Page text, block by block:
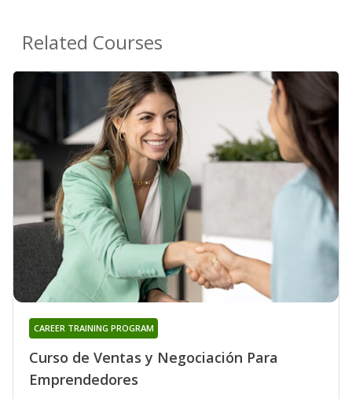
Related Courses
Curso de Ventas y Negociación Para
Emprendedores
CAREER TRAINING PROGRAM